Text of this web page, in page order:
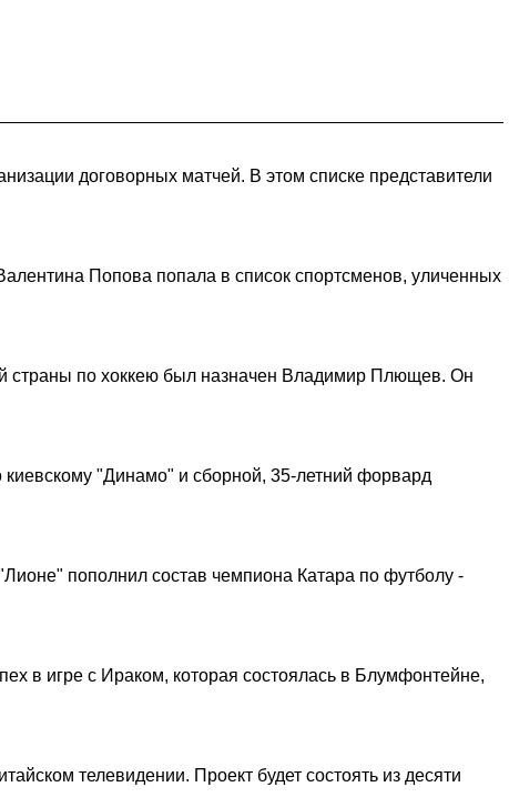
договорных матчей. В этом списке представители
Попова попала в список спортсменов, уличенных
страны по хоккею был назначен Владимир Плющев. Он
"Динамо" и сборной, 35-летний форвард
пополнил состав чемпиона Катара по футболу -
в игре с Ираком, которая состоялась в Блумфонтейне,
телевидении. Проект будет состоять из десяти